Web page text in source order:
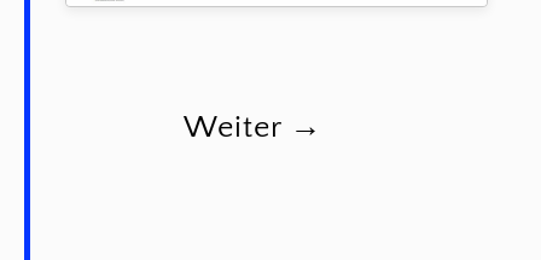
Weiter →